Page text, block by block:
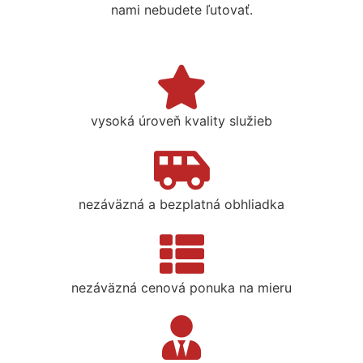
nami nebudete ľutovať.
vysoká úroveň kvality služieb
nezáväzná a bezplatná obhliadka
nezáväzná cenová ponuka na mieru